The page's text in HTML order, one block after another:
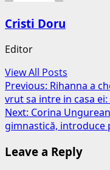
Cristi Doru
Editor
View All Posts
Post
navigation
Previous: Rihanna a
vrut sa intre in casa
Next: Corina
gimnastică, introduce
Leave a Reply